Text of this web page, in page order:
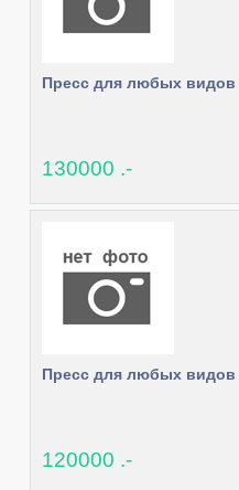
Пресс для любых
130000 .-
Пресс для любых
120000 .-